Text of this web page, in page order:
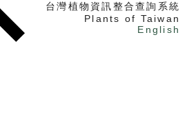
台灣植物資訊整合查詢系統
Plants of Taiwan
English